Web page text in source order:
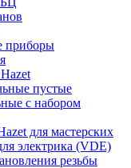
приборы
пустые
с набором
для мастерских
электрика (VDE)
резьбы